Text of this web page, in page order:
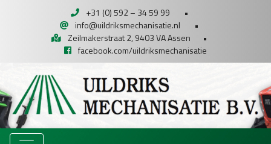
+31 (0) 592 – 34 59 99
•
info@uildriksmechanisatie.nl
•
Zeilmakerstraat 2, 9403 VA Assen
•
facebook.com/uildriksmechanisatie